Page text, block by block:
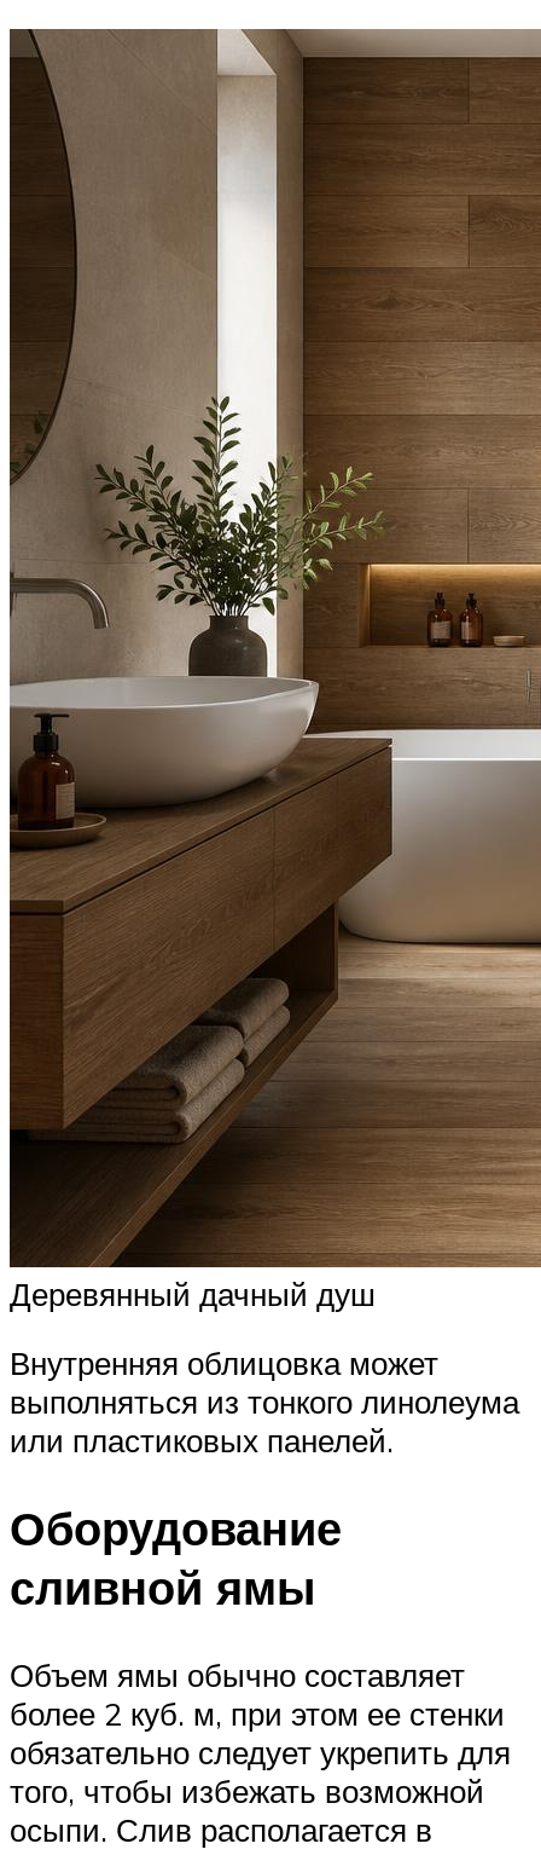
Деревянный дачный душ
Внутренняя облицовка может
выполняться из тонкого линолеума
или пластиковых панелей.
Оборудование
сливной ямы
Объем ямы обычно составляет
более 2 куб. м, при этом ее стенки
обязательно следует укрепить для
того, чтобы избежать возможной
осыпи. Слив располагается в